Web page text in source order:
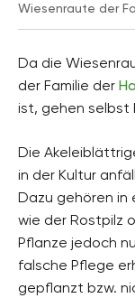
Wiesenraute der
Da die
der Familie der
ist, gehen selbst
Die
in der Kultur
Dazu gehören in
wie der Rostpilz
Pflanze jedoch
falsche Pflege
gepflanzt bzw.